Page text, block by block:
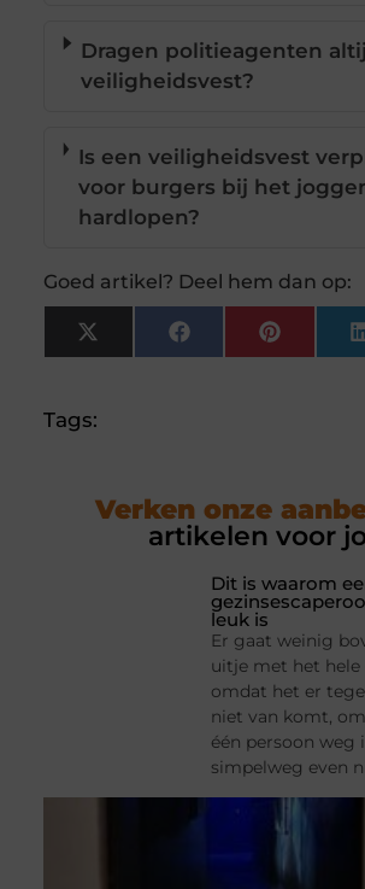
Dragen politieagenten
veiligheidsvest?
Is een veiligheidsvest
voor burgers bij het
hardlopen?
Goed artikel? Deel hem dan op:
X
(Twitter)
Facebook
Tags:
Verken onze
artikelen voor
Dit is waarom
leuk is
Er gaat weinig
uitje met het hele
omdat het er
niet van komt,
één persoon weg
simpelweg even